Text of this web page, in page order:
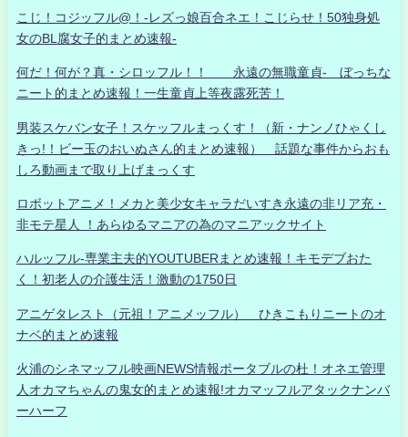
こじ！コジッフル@！-レズっ娘百合ネエ！こじらせ！50独身処
女のBL腐女子的まとめ速報-
何だ！何が？真・シロッフル！！ 永遠の無職童貞- ぼっちな
ニート的まとめ速報！一生童貞上等夜露死苦！
男装スケバン女子！スケッフルまっくす！（新・ナンノひゃくし
きっ!！ビー玉のおいぬさん的まとめ速報） 話題な事件からおも
しろ動画まで取り上げまっくす
ロボットアニメ！メカと美少女キャラだいすき永遠の非リア充・
非モテ星人 ！あらゆるマニアの為のマニアックサイト
ハルッフル-専業主夫的YOUTUBERまとめ速報！キモデブおた
く！初老人の介護生活！激動の1750日
アニゲタレスト（元祖！アニメッフル） ひきこもりニートのオ
ナベ的まとめ速報
火浦のシネマッフル映画NEWS情報ポータブルの杜！オネエ管理
人オカマちゃんの鬼女的まとめ速報!オカマッフルアタックナンバ
ーハーフ